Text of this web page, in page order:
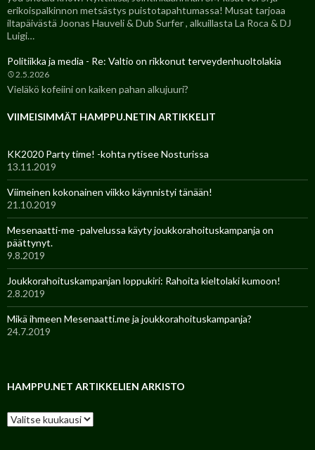
erikoispalkinnon metsästys puistotapahtumassa! Musat tarjoaa
iltapäivästä Joonas Hauveli & Dub Surfer , alkuillasta La Roca & DJ
Luigi…
Politiikka ja media - Re: Valtio on rikkonut terveydenhuoltolakia
2.5.2026
Vieläkö kofeiini on kaiken pahan alkujuuri?
VIIMEISIMMÄT HAMPPU.NETIN ARTIKKELIT
KK2020 Party time! -kohta rytisee Nosturissa
13.11.2019
Viimeinen kokonainen viikko käynnistyi tänään!
21.10.2019
Mesenaatti-me -palvelussa käyty joukkorahoituskampanja on
päättynyt.
9.8.2019
Joukkorahoituskampanjan loppukiri: Rahoita kieltolaki kumoon!
2.8.2019
Mikä ihmeen Mesenaatti.me ja joukkorahoituskampanja?
24.7.2019
HAMPPU.NET ARTIKKELIEN ARKISTO
H
a